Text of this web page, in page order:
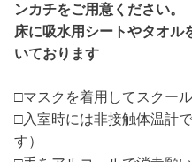
ンカチをご用意ください。
床に吸水用シートやタオル
いております
□マスクを着用してスクー
□入室時には非接触体温計
す）